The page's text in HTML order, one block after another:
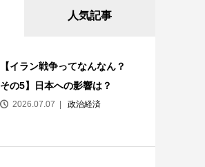
人気記事
【イラン戦争ってなんなん？
その5】日本への影響は？
2026.07.07 政治経済